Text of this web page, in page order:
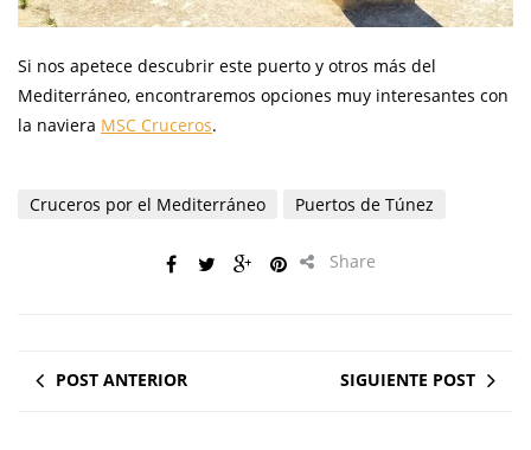
Si nos apetece descubrir este puerto y otros más del
Mediterráneo, encontraremos opciones muy interesantes con
la naviera MSC Cruceros.
Cruceros por el Mediterráneo Puertos de Túnez
Share
POST ANTERIOR SIGUIENTE POST